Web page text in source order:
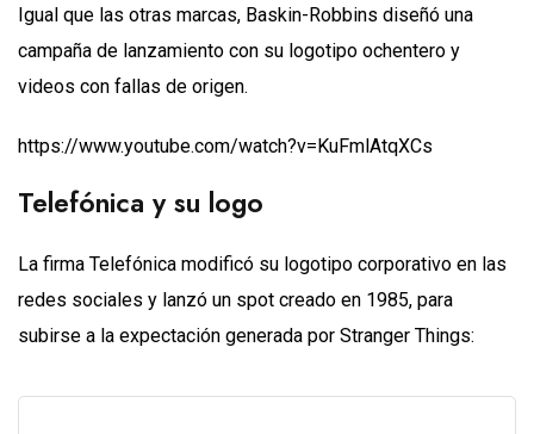
Igual que las otras marcas, Baskin-Robbins diseñó una
campaña de lanzamiento con su logotipo ochentero y
videos con fallas de origen.
https://www.youtube.com/watch?v=KuFmlAtqXCs
Telefónica y su logo
La firma Telefónica modificó su logotipo corporativo en las
redes sociales y lanzó un spot creado en 1985, para
subirse a la expectación generada por Stranger Things: